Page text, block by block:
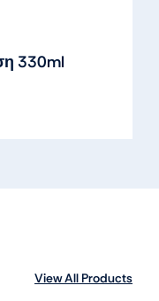
330ml
View All Products